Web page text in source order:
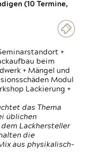
(10 Termine,
+
beim
+ Mängel und
Modul
Lackierung +
das Thema
üblichen
Lackhersteller
die
aus physikalisch-